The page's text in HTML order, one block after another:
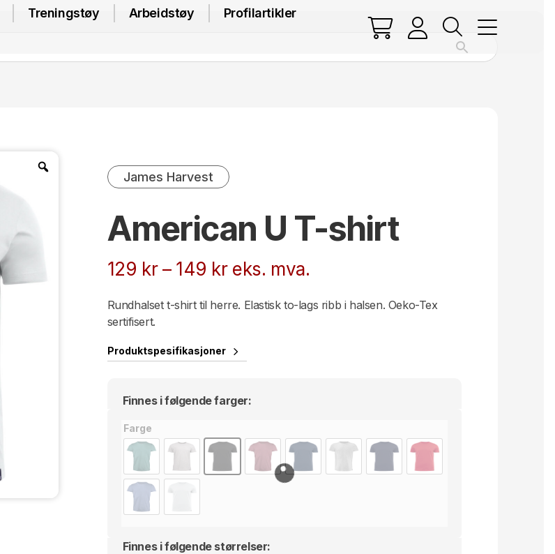
Treningstøy Arbeidstøy
Profilartikler
James Harvest
American U T-shirt
129 kr – 149 krPrisområde:
129 kr
149 kr
eks. mva.
Rundhalset t-shirt til herre. Elastisk to-lags ribb i halsen. Oeko-Tex
sertifisert.
Produktspesifikasjoner
Finnes i følgende farger:
Farge
Finnes i følgende størrelser: